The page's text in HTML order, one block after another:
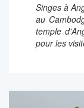
Singes à
au
temple
pour les